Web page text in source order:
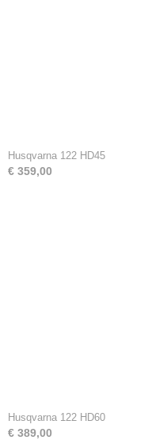
Husqvarna 122 HD45
€ 359,00
Husqvarna 122 HD60
€ 389,00